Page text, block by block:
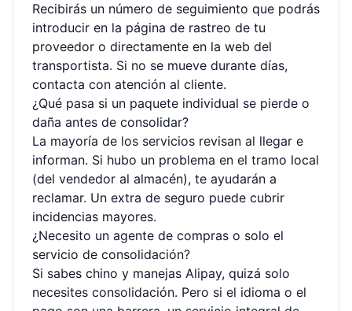
Recibirás un número de seguimiento que podrás
introducir en la página de rastreo de tu
proveedor o directamente en la web del
transportista. Si no se mueve durante días,
contacta con atención al cliente.
¿Qué pasa si un paquete individual se pierde o
daña antes de consolidar?
La mayoría de los servicios revisan al llegar e
informan. Si hubo un problema en el tramo local
(del vendedor al almacén), te ayudarán a
reclamar. Un extra de seguro puede cubrir
incidencias mayores.
¿Necesito un agente de compras o solo el
servicio de consolidación?
Si sabes chino y manejas Alipay, quizá solo
necesites consolidación. Pero si el idioma o el